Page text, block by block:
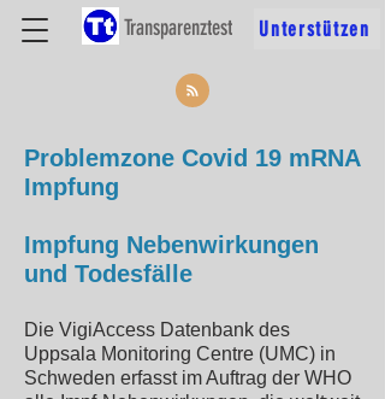
Unterstützen
Transparenztest
Problemzone Covid 19 mRNA
Impfung
Impfung Nebenwirkungen
und Todesfälle
Die VigiAccess Datenbank des
Uppsala Monitoring Centre (UMC) in
Schweden erfasst im Auftrag der WHO